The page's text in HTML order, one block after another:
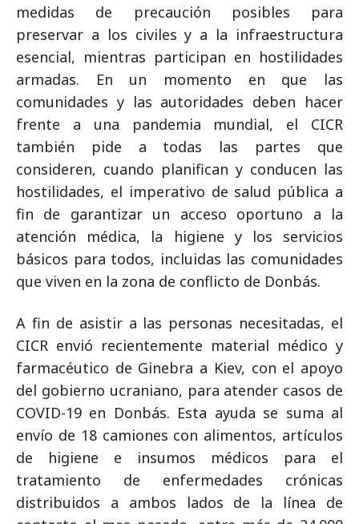
medidas de precaución posibles para
preservar a los civiles y a la infraestructura
esencial, mientras participan en hostilidades
armadas. En un momento en que las
comunidades y las autoridades deben hacer
frente a una pandemia mundial, el CICR
también pide a todas las partes que
consideren, cuando planifican y conducen las
hostilidades, el imperativo de salud pública a
fin de garantizar un acceso oportuno a la
atención médica, la higiene y los servicios
básicos para todos, incluidas las comunidades
que viven en la zona de conflicto de Donbás.
A fin de asistir a las personas necesitadas, el
CICR envió recientemente material médico y
farmacéutico de Ginebra a Kiev, con el apoyo
del gobierno ucraniano, para atender casos de
COVID-19 en Donbás. Esta ayuda se suma al
envío de 18 camiones con alimentos, artículos
de higiene e insumos médicos para el
tratamiento de enfermedades crónicas
distribuidos a ambos lados de la línea de